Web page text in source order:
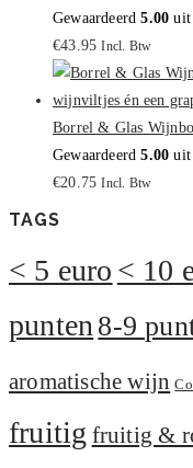
Gewaardeerd5.00 uit
€43.95 Incl. Btw
Borrel & Glas
Gewaardeerd5.00 uit
€20.75 Incl. Btw
TAGS
< 5 euro < 10
punten8-9
aromatische wijn
fruitig fruitig &